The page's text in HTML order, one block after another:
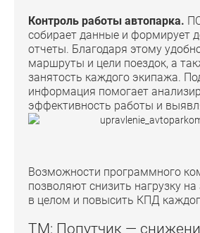
Контроль работы автопарка.
собирает данные и формирует
отчеты. Благодаря этому
маршруты и цели поездок, а
занятость каждого экипажа.
информация помогает
эффективность работы и
Возможности программного
позволяют снизить нагрузку на
в целом и повысить КПД
ТМ: Попутчик —